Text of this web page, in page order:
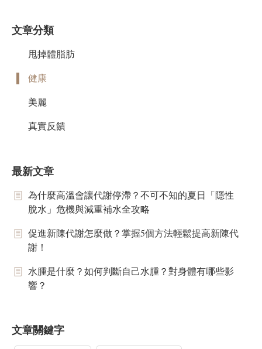
文章分類
甩掉體脂肪
健康
美麗
真實反饋
最新文章
為什麼高溫會讓代謝停滯？不可不知的夏日「隱性
脫水」危機與減重補水全攻略
促進新陳代謝怎麼做？掌握5個方法輕鬆提高新陳代
謝！
水腫是什麼？如何判斷自己水腫？對身體有哪些影
響？
文章關鍵字